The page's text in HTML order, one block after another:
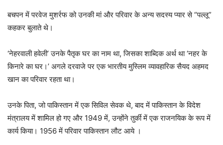
बचपन में परवेज मुशर्रफ को उनकी मां और परिवार के अन्य सदस्य प्यार से “पल्लू”
कहकर बुलाते थे।
‘नेहरवाली हवेली’ उनके पैतृक घर का नाम था, जिसका शाब्दिक अर्थ था ‘नहर के
किनारे का घर।’ अगले दरवाजे पर एक भारतीय मुस्लिम व्यावहारिक सैयद अहमद
खान का परिवार रहता था।
उनके पिता, जो पाकिस्तान में एक सिविल सेवक थे, बाद में पाकिस्तान के विदेश
मंत्रालय में शामिल हो गए और 1949 में, उन्होंने तुर्की में एक राजनयिक के रूप में
कार्य किया। 1956 में परिवार पाकिस्तान लौट आये ।